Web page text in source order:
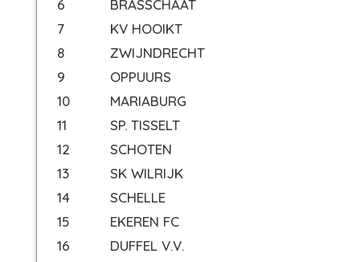
6
BRASSCHAAT
7
KV HOOIKT
8
ZWIJNDRECHT
9
OPPUURS
10
MARIABURG
11
SP. TISSELT
12
SCHOTEN
13
SK WILRIJK
14
SCHELLE
15
EKEREN FC
16
DUFFEL V.V.